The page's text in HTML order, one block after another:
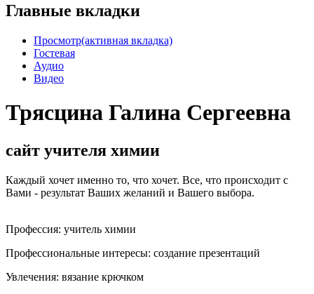
Главные вкладки
Просмотр(активная вкладка)
Гостевая
Аудио
Видео
Трясцина Галина Сергеевна
сайт учителя химии
Каждый хочет именно то, что хочет. Все, что происходит с
Вами - результат Ваших желаний и Вашего выбора.
Профессия: учитель химии
Профессиональные интересы: создание презентаций
Увлечения: вязание крючком